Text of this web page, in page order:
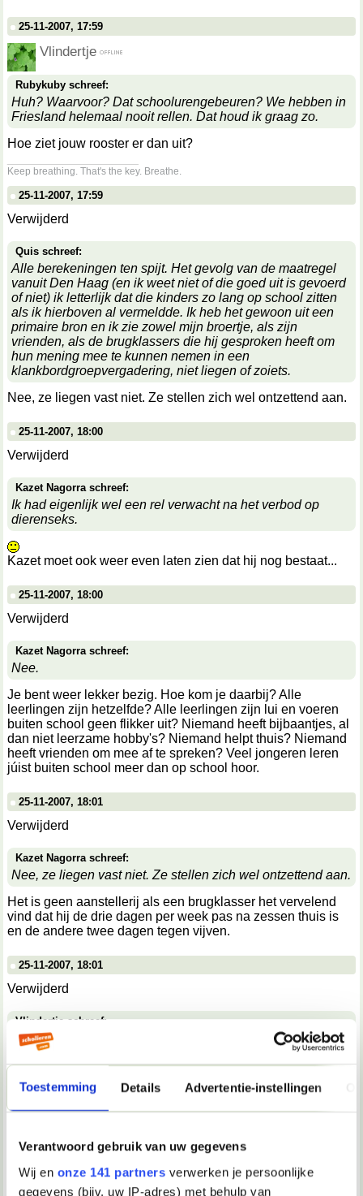
Toestemming Details Advertentie-instellingen
Verantwoord gebruik van uw gegevens
Wij en onze 141 partners verwerken je persoonlijke
gegevens (bijv. uw IP-adres) met behulp van
25-11-2007, 17:59
Vlindertje
Rubykuby schreef:
Huh? Waarvoor? Dat schoolurengebeuren? We hebben in
Friesland helemaal nooit rellen. Dat houd ik graag zo.
Hoe ziet jouw rooster er dan uit?
Keep breathing. That's the key. Breathe.
25-11-2007, 17:59
Verwijderd
Quis schreef:
Alle berekeningen ten spijt. Het gevolg van de maatregel
vanuit Den Haag (en ik weet niet of die goed uit is gevoerd
of niet) ik letterlijk dat die kinders zo lang op school zitten
als ik hierboven al vermeldde. Ik heb het gewoon uit een
primaire bron en ik zie zowel mijn broertje, als zijn
vrienden, als de brugklassers die hij gesproken heeft om
hun mening mee te kunnen nemen in een
klankbordgroepvergadering, niet liegen of zoiets.
Nee, ze liegen vast niet. Ze stellen zich wel ontzettend aan.
25-11-2007, 18:00
Verwijderd
Kazet Nagorra schreef:
Ik had eigenlijk wel een rel verwacht na het verbod op
dierenseks.
Kazet moet ook weer even laten zien dat hij nog bestaat...
25-11-2007, 18:00
Verwijderd
Kazet Nagorra schreef:
Nee.
Je bent weer lekker bezig. Hoe kom je daarbij? Alle
leerlingen zijn hetzelfde? Alle leerlingen zijn lui en voeren
buiten school geen flikker uit? Niemand heeft bijbaantjes, al
dan niet leerzame hobby's? Niemand helpt thuis? Niemand
heeft vrienden om mee af te spreken? Veel jongeren leren
júist buiten school meer dan op school hoor.
25-11-2007, 18:01
Verwijderd
Kazet Nagorra schreef:
Nee, ze liegen vast niet. Ze stellen zich wel ontzettend aan.
Het is geen aanstellerij als een brugklasser het vervelend
vind dat hij de drie dagen per week pas na zessen thuis is
en de andere twee dagen tegen vijven.
25-11-2007, 18:01
Verwijderd
Vlindertje schreef:
Hoe ziet jouw rooster er dan uit?
Alle dagen kwart over 8 in school
Maandag half 1 uit.
Dinsdag 3 uur uit
Vrijdag 2 uur uit.
25-11-2007, 18:01